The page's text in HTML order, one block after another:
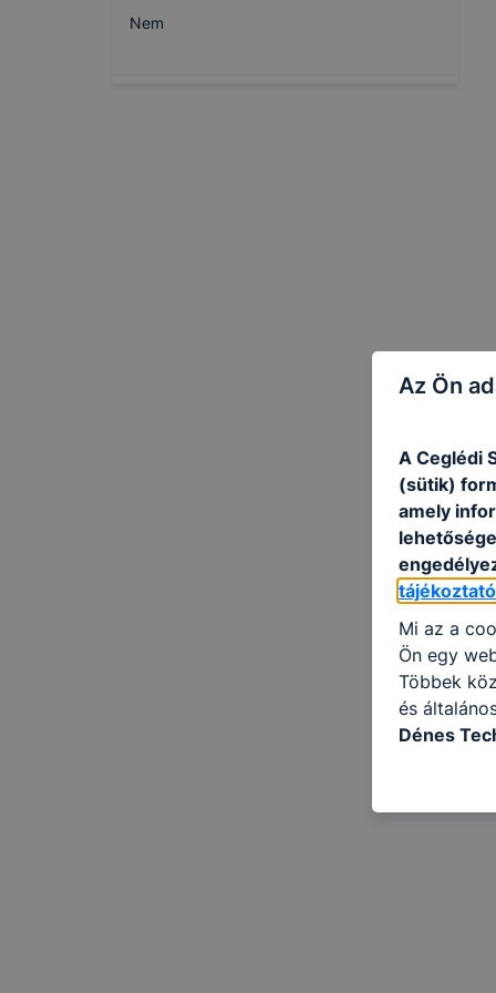
Nem
Az Ön
A Ceglédi
(sütik)
amely
Mi az a
Ön egy
Többek
és
Dénes
honlapot
használja
böngésző
böngésző
általában